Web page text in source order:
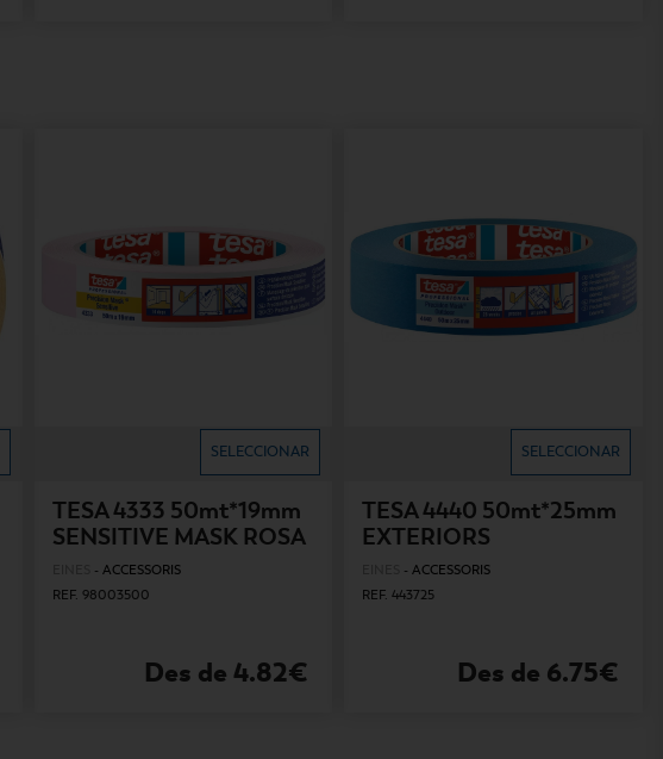
SELECCIONAR
TESA 4333 50mt*19mm
SENSITIVE MASK ROSA
- ACCESSORIS
REF. 98003500
Des de 4.82€
SELECCIONAR
TESA 4440 50mt*25mm
EXTERIORS
-ACCESSORIS
REF. 443725
Des de 6.75€